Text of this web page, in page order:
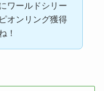
ワールドシリー
オンリング獲得
！